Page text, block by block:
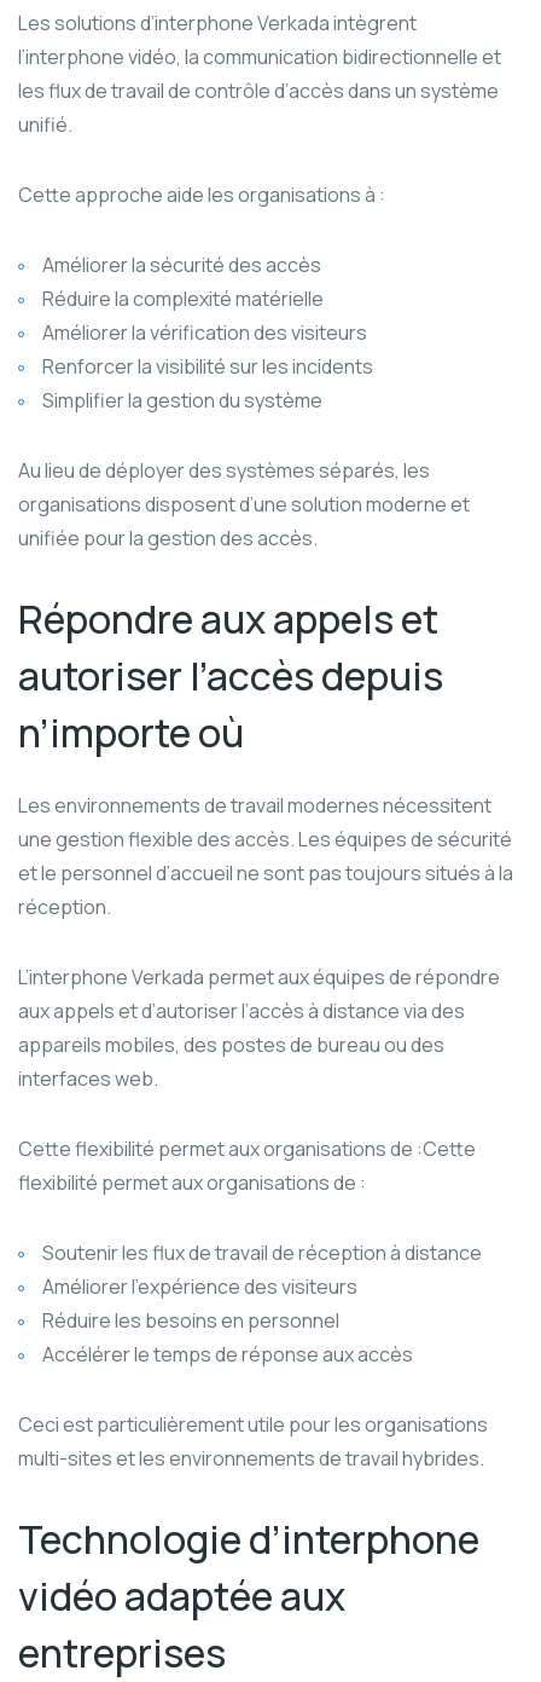
Les solutions d’interphone Verkada intègrent
l’interphone vidéo, la communication bidirectionnelle et
les flux de travail de contrôle d’accès dans un système
unifié.
Cette approche aide les organisations à :
Améliorer la sécurité des accès
Réduire la complexité matérielle
Améliorer la vérification des visiteurs
Renforcer la visibilité sur les incidents
Simplifier la gestion du système
Au lieu de déployer des systèmes séparés, les
organisations disposent d’une solution moderne et
unifiée pour la gestion des accès.
Répondre aux appels et
autoriser l’accès depuis
n’importe où
Les environnements de travail modernes nécessitent
une gestion flexible des accès. Les équipes de sécurité
et le personnel d’accueil ne sont pas toujours situés à la
réception.
L’interphone Verkada permet aux équipes de répondre
aux appels et d’autoriser l’accès à distance via des
appareils mobiles, des postes de bureau ou des
interfaces web.
Cette flexibilité permet aux organisations de :Cette
flexibilité permet aux organisations de :
Soutenir les flux de travail de réception à distance
Améliorer l’expérience des visiteurs
Réduire les besoins en personnel
Accélérer le temps de réponse aux accès
Ceci est particulièrement utile pour les organisations
multi-sites et les environnements de travail hybrides.
Technologie d’interphone
vidéo adaptée aux
entreprises